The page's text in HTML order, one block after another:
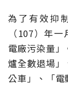
為了有效抑
（107）年
電廠污染量
爐全數退場」
公車」、「電